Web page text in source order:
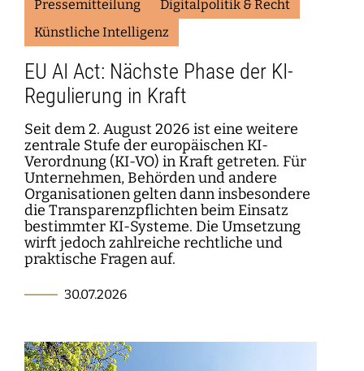
Pressemitteilung
Digitalpolitik & Recht
Künstliche Intelligenz
EU AI Act: Nächste Phase der KI-
Regulierung in Kraft
Seit dem 2. August 2026 ist eine weitere
zentrale Stufe der europäischen KI-
Verordnung (KI-VO) in Kraft getreten. Für
Unternehmen, Behörden und andere
Organisationen gelten dann insbesondere
die Transparenzpflichten beim Einsatz
bestimmter KI-Systeme. Die Umsetzung
wirft jedoch zahlreiche rechtliche und
praktische Fragen auf.
30.07.2026